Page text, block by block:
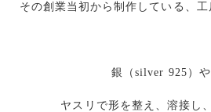
その創業当初から制作している、
銀（silver 925）
ヤスリで形を整え、溶接し